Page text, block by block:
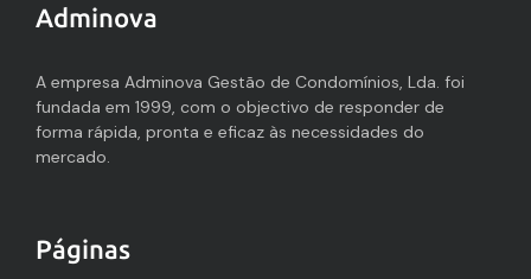
Adminova
A empresa Adminova Gestão de Condomínios, Lda. foi
fundada em 1999, com o objectivo de responder de
forma rápida, pronta e eficaz às necessidades do
mercado.
Páginas